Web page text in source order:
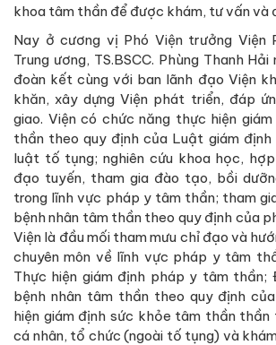
khoa tâm thần để được khám, tư vấn và
Nay ở cương vị Phó Viện trưởng Viện
Trung ương, TS.BSCC. Phùng Thanh
đoàn kết cùng với ban lãnh đạo Viện
khăn, xây dựng Viện phát triển, đáp
giao. Viện có chức năng thực hiện
thần theo quy định của Luật giám
luật tố tụng; nghiên cứu khoa học,
đạo tuyến, tham gia đào tạo, bồi
trong lĩnh vực pháp y tâm thần; tham
bệnh nhân tâm thần theo quy định của
Viện là đầu mối tham mưu chỉ đạo và
chuyên môn về lĩnh vực pháp y tâm
Thực hiện giám định pháp y tâm
bệnh nhân tâm thần theo quy định
hiện giám định sức khỏe tâm thần thần
cá nhân, tổ chức (ngoài tố tụng) và